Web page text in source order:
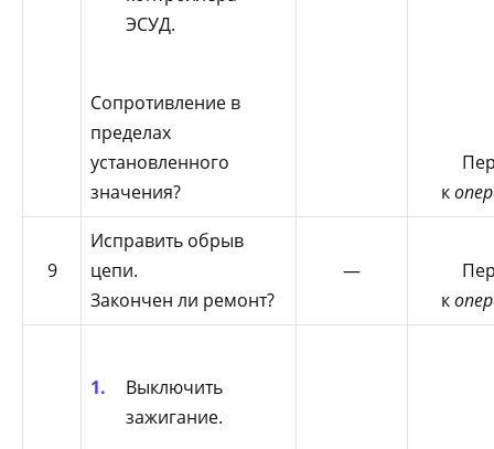
ЭСУД.
Сопротивление в
пределах
установленного
значения?
к
9
Исправить обрыв
цепи.
Закончен ли ремонт?
—
к
Выключить
зажигание.